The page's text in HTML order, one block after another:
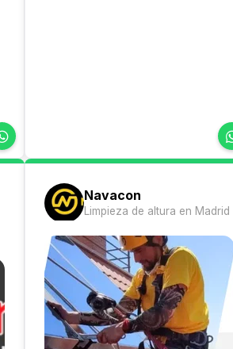
Navacon
Limpieza de altura en Madrid